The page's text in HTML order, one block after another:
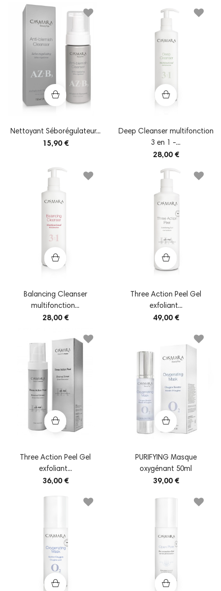
Nettoyant Séborégulateur...
15,90 €
Deep Cleanser multifonction
3 en 1 -...
28,00 €
Balancing Cleanser
multifonction...
28,00 €
Three Action Peel Gel
exfoliant...
49,00 €
Three Action Peel Gel
exfoliant...
36,00 €
PURIFYING Masque
oxygénant 50ml
39,00 €